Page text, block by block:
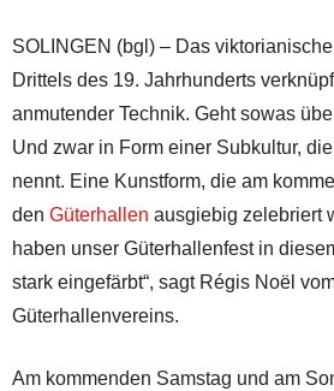
SOLINGEN (bgl) – Das
Drittels des 19. Jahrhunderts
anmutender Technik. Geht sowas
Und zwar in Form einer Subkultur,
nennt. Eine Kunstform, die am
den Güterhallen ausgiebig zelebriert
haben unser Güterhallenfest in
stark eingefärbt“, sagt Régis Noël
Güterhallenvereins.
Am kommenden Samstag und am